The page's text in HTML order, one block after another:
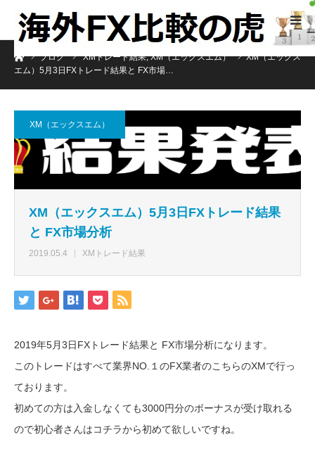
ホームブログ XMトレード結果, XM（エックスエム）
XM（エックス
エム）5月3日FXトレード結果と FX市場…
XM（エックスエム）
XM（エックスエム）5月3日FXトレード結果
と FX市場分析
2019.05.4 XMトレード結果
2019年5月3日FXトレード結果と FX市場分析になります。
このトレードはすべて業界NO.１のFX業者のこちらのXMで行っ
ております。
初めての方は入金しなくても3000円分のボーナスが受け取れる
ので初心者さんはコチラから初めて欲しいですね。